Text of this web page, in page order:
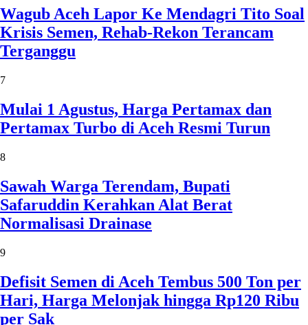
Wagub Aceh Lapor Ke Mendagri Tito Soal
Krisis Semen, Rehab-Rekon Terancam
Terganggu
7
Mulai 1 Agustus, Harga Pertamax dan
Pertamax Turbo di Aceh Resmi Turun
8
Sawah Warga Terendam, Bupati
Safaruddin Kerahkan Alat Berat
Normalisasi Drainase
9
Defisit Semen di Aceh Tembus 500 Ton per
Hari, Harga Melonjak hingga Rp120 Ribu
per Sak